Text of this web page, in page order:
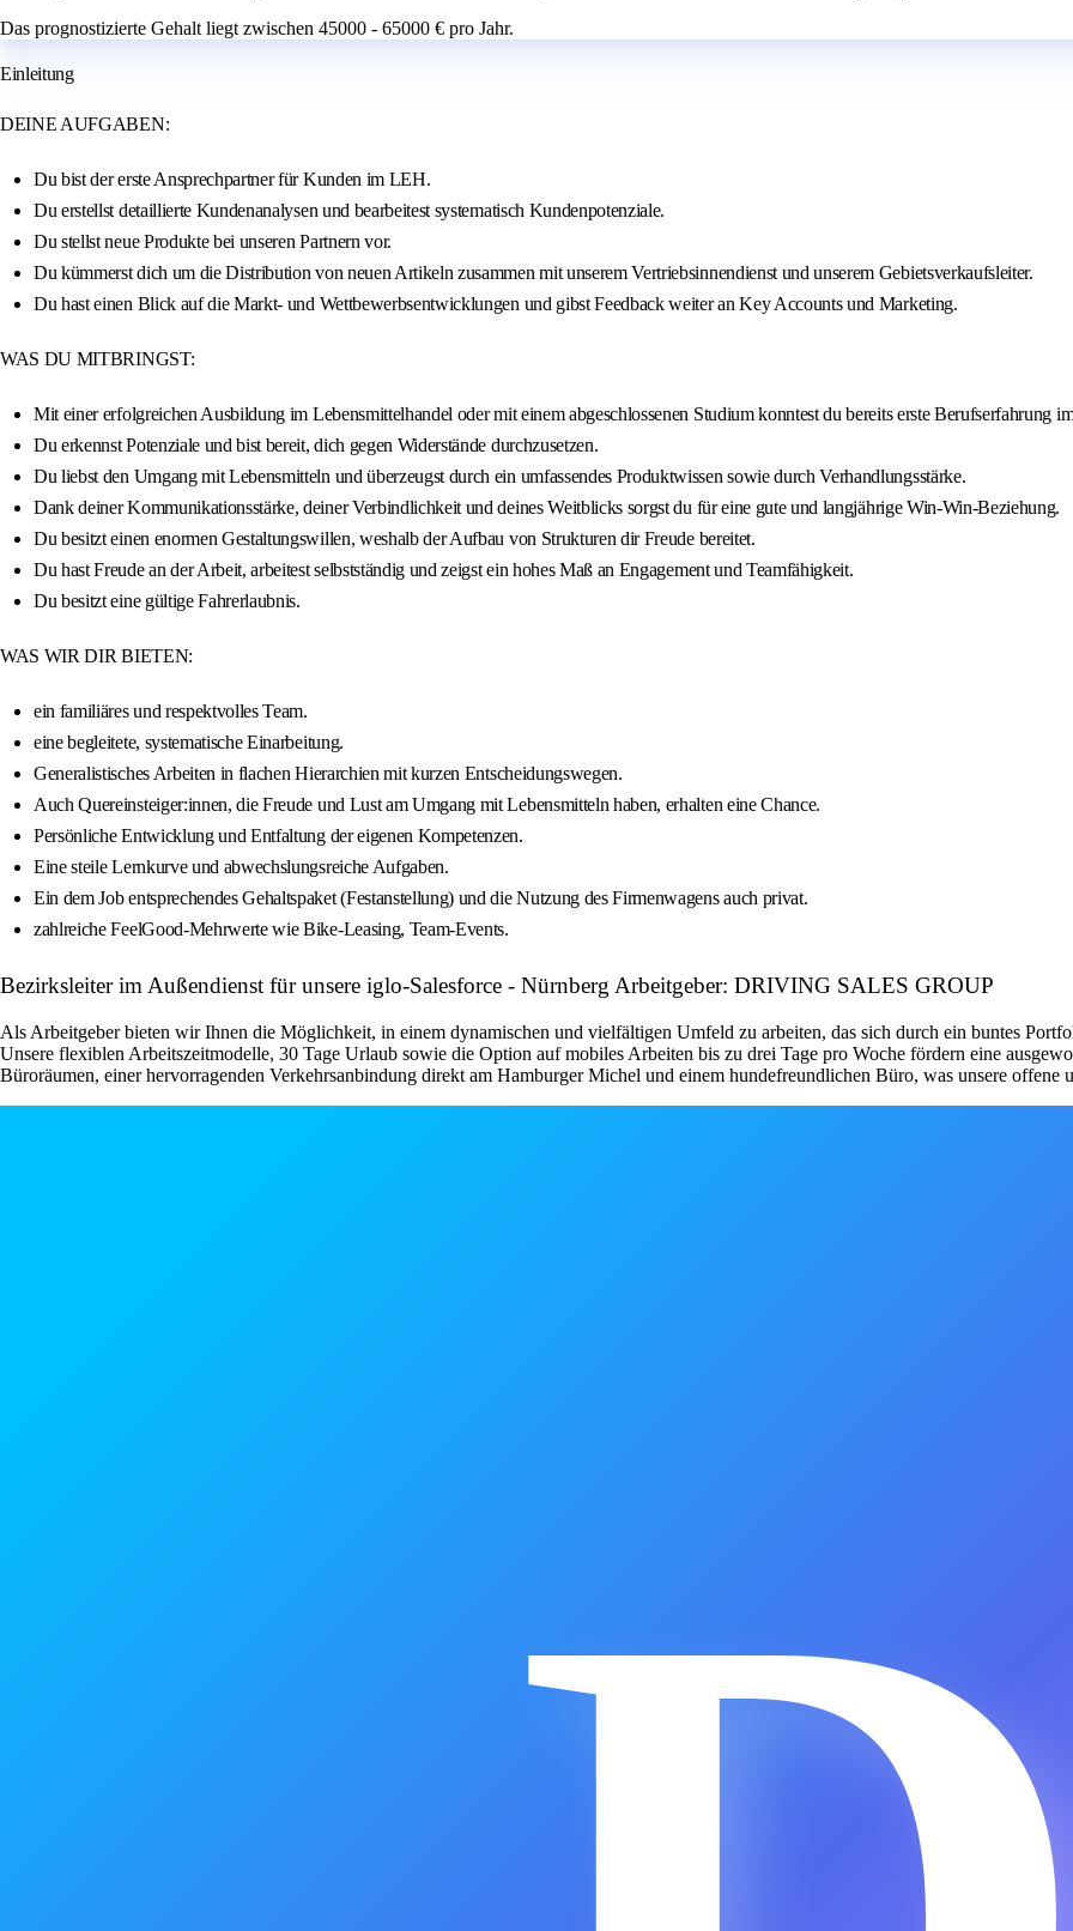
Das prognostizierte Gehalt liegt zwischen 45000 - 65000 € pro Jahr.
Einleitung
DEINE AUFGABEN:
Du bist der erste Ansprechpartner für Kunden im LEH.
Du erstellst detaillierte Kundenanalysen und bearbeitest systematisch Kundenpotenziale.
Du stellst neue Produkte bei unseren Partnern vor.
Du kümmerst dich um die Distribution von neuen Artikeln zusammen mit unserem Vertriebsinnendienst und unserem Gebietsverkaufsleiter.
Du hast einen Blick auf die Markt- und Wettbewerbsentwicklungen und gibst Feedback weiter an Key Accounts und Marketing.
WAS DU MITBRINGST:
Mit einer erfolgreichen Ausbildung im Lebensmittelhandel oder mit einem abgeschlossenen Studium konntest du bereits erste Berufserfahrung
Du erkennst Potenziale und bist bereit, dich gegen Widerstände durchzusetzen.
Du liebst den Umgang mit Lebensmitteln und überzeugst durch ein umfassendes Produktwissen sowie durch Verhandlungsstärke.
Dank deiner Kommunikationsstärke, deiner Verbindlichkeit und deines Weitblicks sorgst du für eine gute und langjährige Win-Win-Beziehung.
Du besitzt einen enormen Gestaltungswillen, weshalb der Aufbau von Strukturen dir Freude bereitet.
Du hast Freude an der Arbeit, arbeitest selbstständig und zeigst ein hohes Maß an Engagement und Teamfähigkeit.
Du besitzt eine gültige Fahrerlaubnis.
WAS WIR DIR BIETEN:
ein familiäres und respektvolles Team.
eine begleitete, systematische Einarbeitung.
Generalistisches Arbeiten in flachen Hierarchien mit kurzen Entscheidungswegen.
Auch Quereinsteiger:innen, die Freude und Lust am Umgang mit Lebensmitteln haben, erhalten eine Chance.
Persönliche Entwicklung und Entfaltung der eigenen Kompetenzen.
Eine steile Lernkurve und abwechslungsreiche Aufgaben.
Ein dem Job entsprechendes Gehaltspaket (Festanstellung) und die Nutzung des Firmenwagens auch privat.
zahlreiche FeelGood-Mehrwerte wie Bike-Leasing, Team-Events.
Bezirksleiter im Außendienst für unsere iglo-Salesforce - Nürnberg Arbeitgeber: DRIVING SALES GROUP
Als Arbeitgeber bieten wir Ihnen die Möglichkeit, in einem dynamischen und vielfältigen Umfeld zu arbeiten, das sich durch ein buntes
Unsere flexiblen Arbeitszeitmodelle, 30 Tage Urlaub sowie die Option auf mobiles Arbeiten bis zu drei Tage pro Woche fördern eine
Büroräumen, einer hervorragenden Verkehrsanbindung direkt am Hamburger Michel und einem hundefreundlichen Büro, was unsere offene